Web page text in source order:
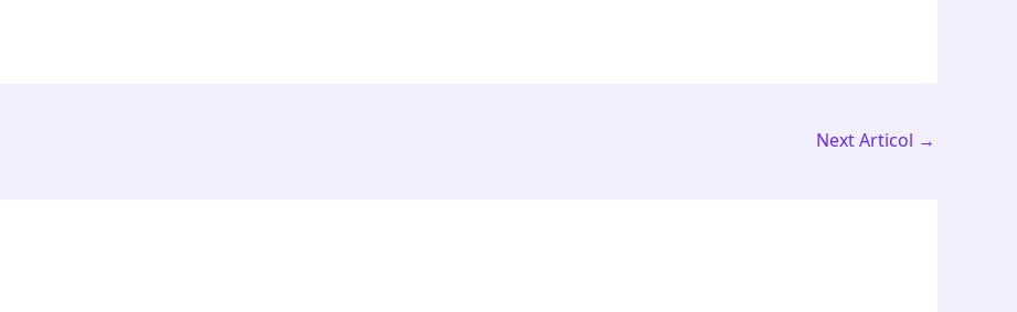
Next Articol →